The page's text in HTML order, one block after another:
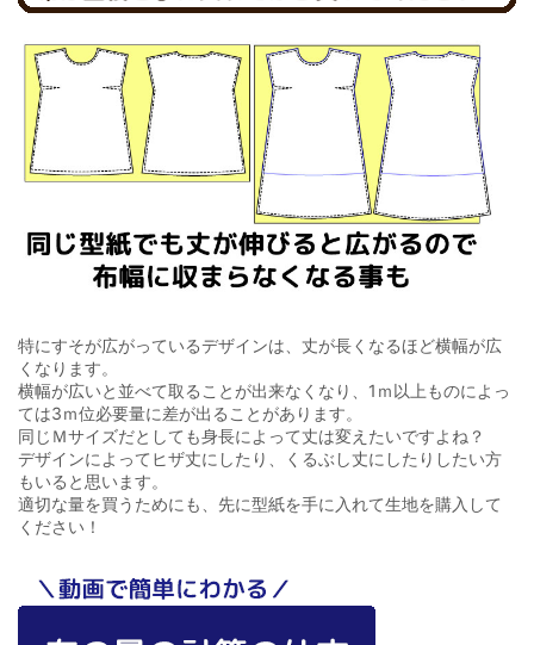
特にすそが広がっているデザインは、丈が長くなるほど横幅が広
くなります。
横幅が広いと並べて取ることが出来なくなり、1ｍ以上ものによっ
ては3ｍ位必要量に差が出ることがあります。
同じＭサイズだとしても身長によって丈は変えたいですよね？
デザインによってヒザ丈にしたり、くるぶし丈にしたりしたい方
もいると思います。
適切な量を買うためにも、先に型紙を手に入れて生地を購入して
ください！